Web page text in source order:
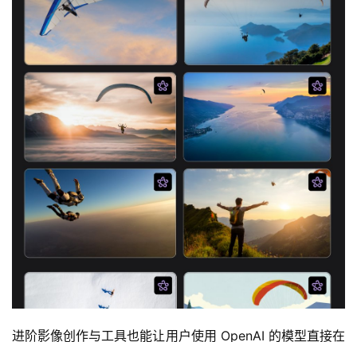
进阶影像创作与工具也能让用户使用 OpenAI 的模型直接在